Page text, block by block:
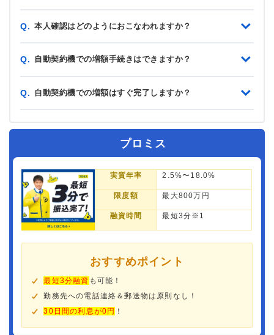
Q. 本人確認はどのようにおこなわれますか？
Q. 自動契約機での増額手続きはできますか？
Q. 自動契約機での増額はすぐ完了しますか？
プロミス
実質年率 2.5%〜18.0%
限度額 最大800万円
融資時間 最短3分※1
おすすめポイント
最短3分融資 も可能！
勤務先への電話連絡＆郵送物は原則なし！
30日間の利息が0円 ！